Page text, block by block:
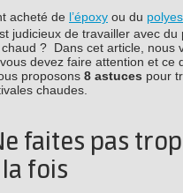
acheté de l’époxy ou du
judicieux de travailler avec du
chaud ? Dans cet article, nous
devez faire attention et ce
proposons 8 astuces pour
chaudes.
faites pas
fois